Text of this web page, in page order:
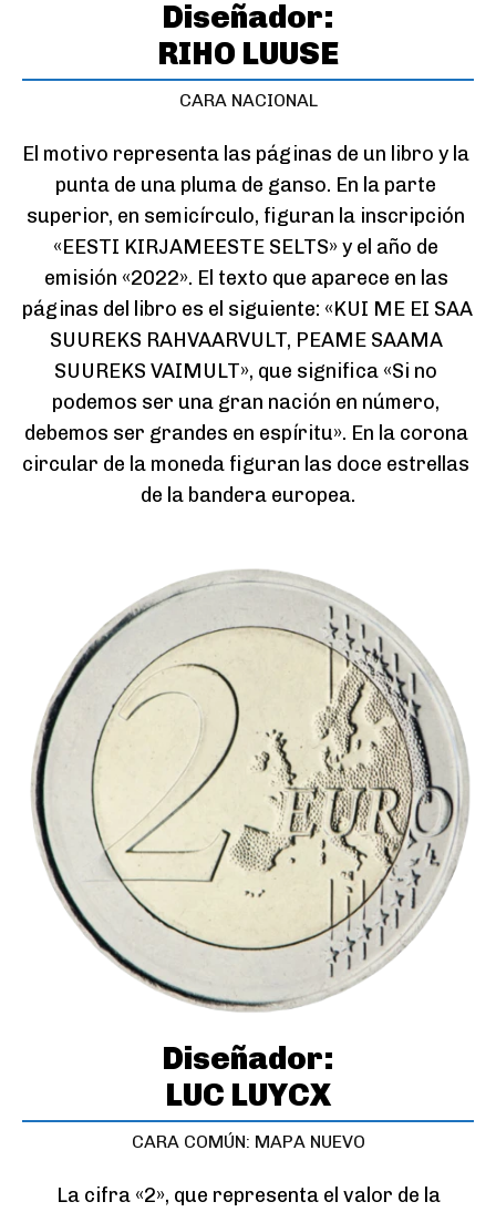
Diseñador:
RIHO LUUSE
CARA NACIONAL
El motivo representa las páginas de un libro y la
punta de una pluma de ganso. En la parte
superior, en semicírculo, figuran la inscripción
«EESTI KIRJAMEESTE SELTS» y el año de
emisión «2022». El texto que aparece en las
páginas del libro es el siguiente: «KUI ME EI SAA
SUUREKS RAHVAARVULT, PEAME SAAMA
SUUREKS VAIMULT», que significa «Si no
podemos ser una gran nación en número,
debemos ser grandes en espíritu». En la corona
circular de la moneda figuran las doce estrellas
de la bandera europea.
Diseñador:
LUC LUYCX
CARA COMÚN: MAPA NUEVO
La cifra «2», que representa el valor de la